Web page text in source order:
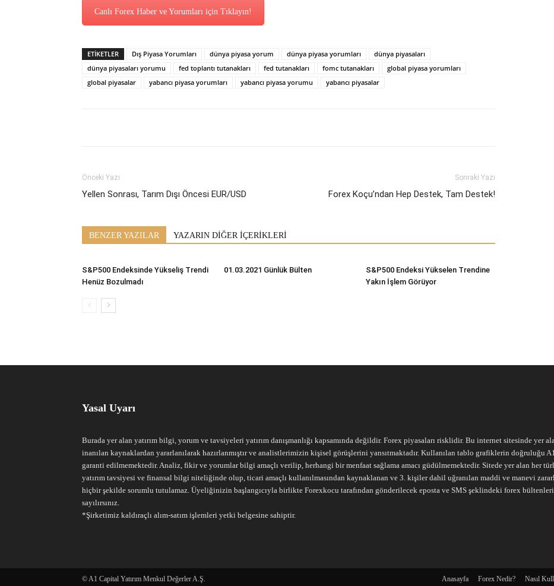
Canlı Forex Haber ve Yorumları için Tıklayın!
ETİKETLER Dış Piyasa Yorumları dünya piyasa yorum dünya piyasa yorumları
dünya piyasaları
dünya piyasaları yorumu
fed toplantı tutanakları fed tutanakları fomc tutanakları
global piyasa yorumları
global piyasalar
yabancı piyasa yorumları yabancı piyasa yorumu yabancı piyasalar
Önceki Yazı
Yellen Sonrası, Tarım Dışı Öncesi EUR/USD
Sonraki Yazı
Forex Koçu’ndan Hep Destek, Tam Destek!
BENZER YAZILAR YAZARIN DİĞER İÇERİKLERİ
S&P500 Endeksinde Yükseliş Trendi
Henüz Bozulmadı
01.03.2021 Günlük Bülten
S&P500 Endeksi Yükselen Trendine
Yakın İşlem Görüyor
Yasal Uyarı
Burada yer alan yatırım bilgi, yorum ve tavsiyeleri yatırım danışmanlığı kapsamında değildir. Forex piyasaları risklidir. Bu internet sitesinde
inanılan kaynaklardan yararlanılarak hazırlanmıştır ve analistlerimizin kişisel görüşlerini yansıtmaktadır. Kullanılan tablo grafiklerin doğruluğu
garanti edilmemektedir. Analiz, fikir ve yorumlar bilgi amaçlı verilip, herhangi bir menfaat sağlama amacı güdülmemektedir. Sitede yer alan her
yatırım tavsiyesi ve finansal bilgi niteliğinde olup, ticari amaçlı kullanılmasından kaynaklanan ve 3. kişiler dahil uğranılan maddi ve manevi
hiçbir şekilde sorumlu tutulamaz. Üyeliğinizin başlangıcıyla birlikte Forexkocu tarafından gönderilecek eposta ve SMS şeklindeki forex
sayılırsınız.
*Şirketimiz kaldıraçlı alım-satım işlemleri yetki belgesine sahiptir.
Anasayfa Forex Nedir? Nasıl
© A1 Capital Yatırım Menkul Değerler A.Ş.